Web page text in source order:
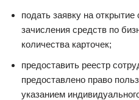
подать заявку на
зачисления средств по
количества карточек;
предоставить реестр
предоставлено право
указанием